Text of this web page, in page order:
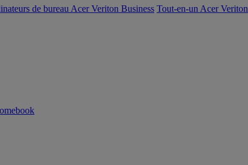
de bureau Acer Veriton Business Tout-en-un Acer Veriton